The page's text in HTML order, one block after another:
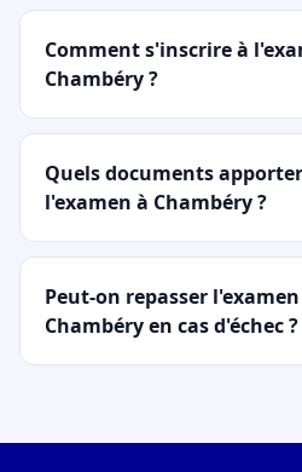
Comment s'inscrire à
Chambéry ?
Quels documents
l'examen à Chambéry ?
Peut-on repasser
Chambéry en cas d'échec ?